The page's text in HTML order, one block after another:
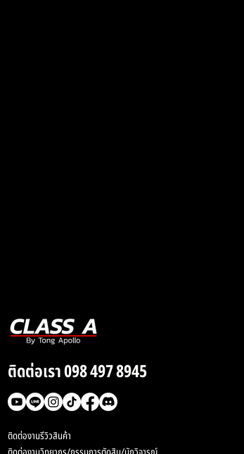
ติดต่อเรา 098 497 8945
ติดต่องานรีวิวสินค้า